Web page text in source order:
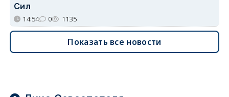
Сил
14:54 0 1135
Показать все новости